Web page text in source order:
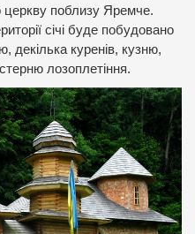
церкву поблизу Яремче.
січі буде побудовано
декілька куренів, кузню,
лозоплетіння.